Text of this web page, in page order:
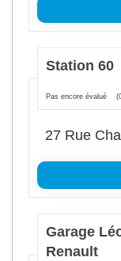
Station 60
Pas encore évalué
27 Rue
Garage
Renault